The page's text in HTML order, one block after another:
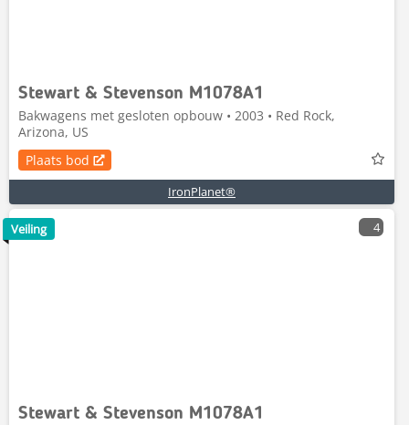
Stewart & Stevenson M1078A1
Bakwagens met gesloten opbouw • 2003 • Red Rock,
Arizona, US
Plaats bod
IronPlanet®
4
Stewart & Stevenson M1078A1
Veiling